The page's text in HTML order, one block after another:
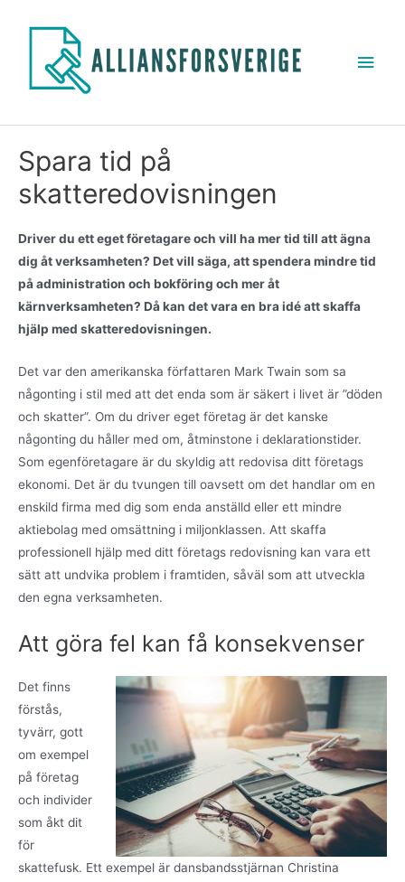
Spara tid på
skatteredovisningen
Driver du ett eget företagare och vill ha mer tid till att ägna
dig åt verksamheten? Det vill säga, att spendera mindre tid
på administration och bokföring och mer åt
kärnverksamheten? Då kan det vara en bra idé att skaffa
hjälp med skatteredovisningen.
Det var den amerikanska författaren Mark Twain som sa
någonting i stil med att det enda som är säkert i livet är ”döden
och skatter”. Om du driver eget företag är det kanske
någonting du håller med om, åtminstone i deklarationstider.
Som egenföretagare är du skyldig att redovisa ditt företags
ekonomi. Det är du tvungen till oavsett om det handlar om en
enskild firma med dig som enda anställd eller ett mindre
aktiebolag med omsättning i miljonklassen. Att skaffa
professionell hjälp med ditt företags redovisning kan vara ett
sätt att undvika problem i framtiden, såväl som att utveckla
den egna verksamheten.
Att göra fel kan få konsekvenser
Det finns
förstås,
tyvärr, gott
om exempel
på företag
och individer
som åkt dit
för
skattefusk. Ett exempel är dansbandsstjärnan Christina